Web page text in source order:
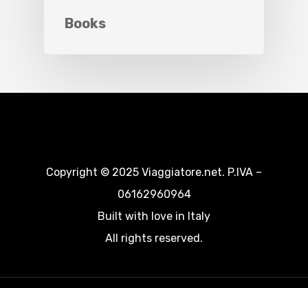
Books
Copyright © 2025 Viaggiatore.net. P.IVA –
06162960964
Built with love in Italy
All rights reserved.